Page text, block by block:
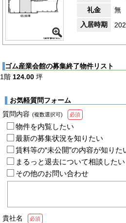
礼金
無
入居時期
ゴム産業会館の募集終了物件リスト
1階 124.00 坪
お気軽質問フォーム
質問内容 (複数選択可) 必須
物件を内覧したい
最新の募集状況を知りたい
賃料等の“未公開”の内容が知りた
まるっと退去について相談したい
その他のお問い合わせ
貴社名 必須